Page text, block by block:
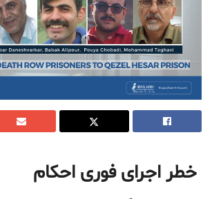
خطر اجرای فوری احکام